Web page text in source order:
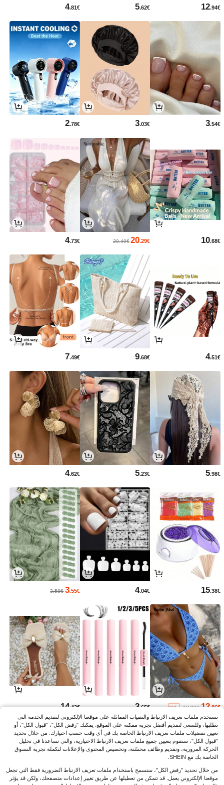
12.94€
5.62€
4.81€
3.54€
3.03€
2.78€
10.68€
20.29€
20.49€
4.73€
4.51€
9.68€
7.49€
5.98€
5.23€
4.62€
15.38€
4.04€
3.55€
3.58€
12.86€
12.99€
%1-
3.65€
14.42€
نستخدم ملفات تعريف الارتباط والتقنيات المماثلة على موقعنا الإلكتروني لتقديم الخدمة التي
تطلبها، وللسعي لتقديم أفضل تجربة ممكنة على الموقع. يمكنك "رفض الكل"، "قبول الكل"، أو
تعيين تفضيلات ملفات تعريف الارتباط الخاصة بك في أي وقت حسب اختيارك. من خلال تحديد
"قبول الكل"، سنقوم بتعيين جميع ملفات تعريف الارتباط الاختيارية، والتي تساعدنا في تحليل
الحركة المرورية، وتقديم وظائف محسّنة، وتخصيص المحتوى والإعلانات لتكملة تجربة التسوق
الخاصة بك مع SHEIN.
من خلال تحديد "رفض الكل"، ستسمح باستخدام ملفات تعريف الارتباط الضرورية فقط التي تجعل
موقعنا الإلكتروني يعمل. قد تتمكن من تعطيلها عن طريق تغيير إعدادات متصفحك، ولكن قد يؤثر